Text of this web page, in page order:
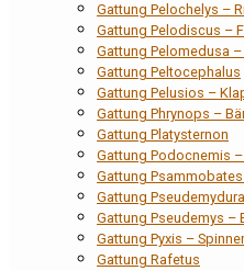
Gattung Pelochelys –
Gattung Pelodiscus –
Gattung Pelomedusa
Gattung Peltocephalus
Gattung Pelusios –
Gattung Phrynops –
Gattung Platysternon
Gattung Podocnemis
Gattung
Gattung Pseudemydura
Gattung Pseudemys –
Gattung Pyxis –
Gattung Rafetus